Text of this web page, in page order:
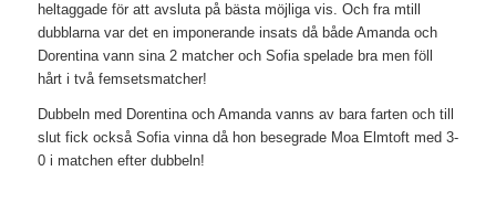
heltaggade för att avsluta på bästa möjliga vis. Och fra mtill
dubblarna var det en imponerande insats då både Amanda och
Dorentina vann sina 2 matcher och Sofia spelade bra men föll
hårt i två femsetsmatcher!
Dubbeln med Dorentina och Amanda vanns av bara farten och till
slut fick också Sofia vinna då hon besegrade Moa Elmtoft med 3-
0 i matchen efter dubbeln!